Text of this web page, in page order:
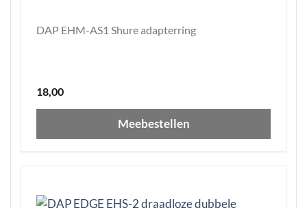
DAP EHM-AS1 Shure adapterring
18,00
Meebestellen